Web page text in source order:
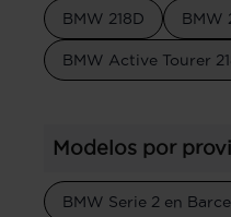
BMW 218D BMW
BMW Active Tourer
Modelos por
BMW Serie 2 en